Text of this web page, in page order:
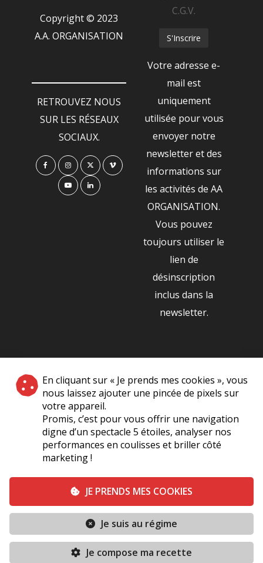
En cliquant sur « Je prends mes cookies », vous
nous laissez ajouter une pincée de pixels sur
votre appareil.
Promis, c’est pour vous offrir une navigation
digne d’un spectacle 5 étoiles, analyser nos
performances en coulisses et briller côté
marketing !
JE PRENDS MES COOKIES
Je suis au régime
Je compose ma recette
Copyright © 2023
A.A. ORGANISATION
RETROUVEZ NOUS
SUR LES RÉSEAUX
SOCIAUX.
C.G.V.
Votre adresse e-
mail est
uniquement
utilisée pour vous
envoyer notre
newsletter et des
informations sur
les activités de AA
ORGANISATION.
Vous pouvez
toujours utiliser le
lien de
désinscription
inclus dans la
newsletter.
NOS PARTENAIRES
|
Plan du site A Propos de Nous
Mentions légales Vie Privée
Conditions générales de vente
Conditions générales Politique de cookies (UE)